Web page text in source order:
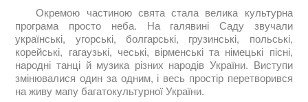
Окремою частиною свята стала велика культурна
програма просто неба. На галявині Саду звучали
українські, угорські, болгарські, грузинські, польські,
корейські, гагаузькі, чеські, вірменські та німецькі пісні,
народні танці й музика різних народів України. Виступи
змінювалися один за одним, і весь простір перетворився
на живу мапу багатокультурної України.